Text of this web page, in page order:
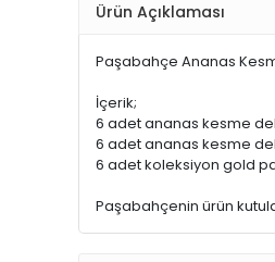
Ürün Açıklaması
Paşabahçe Ananas
İçerik;
6 adet ananas kesme
6 adet ananas kesme
6 adet koleksiyon gold
Paşabahçenin ürün